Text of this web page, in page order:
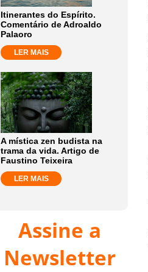
Itinerantes do Espírito.
Comentário de Adroaldo
Palaoro
LER MAIS
A mística zen budista na
trama da vida. Artigo de
Faustino Teixeira
LER MAIS
Assine a
Newsletter